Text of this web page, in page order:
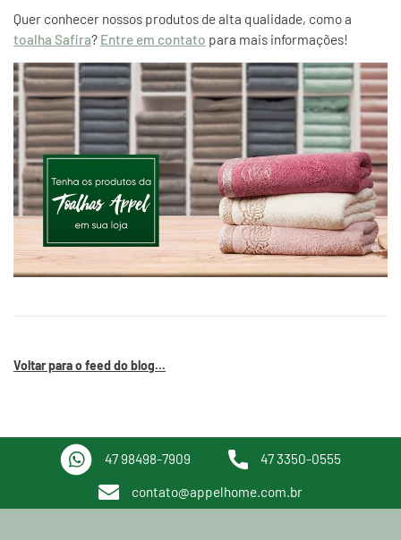
Quer conhecer nossos produtos de alta qualidade, como a
toalha Safira? Entre em contato para mais informações!
Voltar para o feed do blog...
47 98498-7909 47 3350-0555
contato@appelhome.com.br